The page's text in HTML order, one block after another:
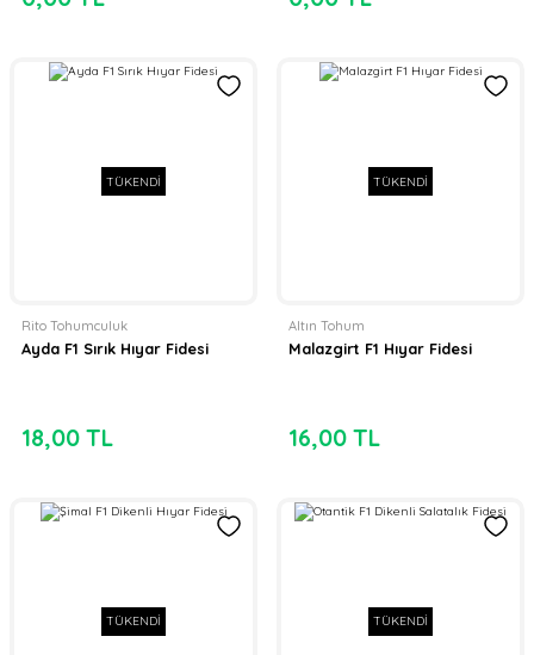
TÜKENDİ
Rito Tohumculuk
Ayda F1 Sırık Hıyar Fidesi
18,00 TL
TÜKENDİ
Altın Tohum
Malazgirt F1 Hıyar Fidesi
16,00 TL
TÜKENDİ TÜKENDİ